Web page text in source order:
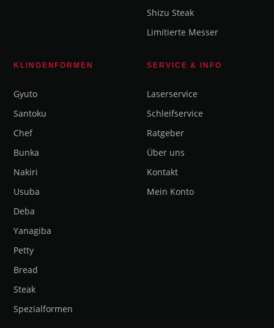
Shizu Steak
Limitierte Messer
KLINGENFORMEN
Gyuto
Santoku
Chef
Bunka
Nakiri
Usuba
Deba
Yanagiba
Petty
Bread
Steak
Spezialformen
SERVICE & INFO
Laserservice
Schleifservice
Ratgeber
Über uns
Kontakt
Mein Konto